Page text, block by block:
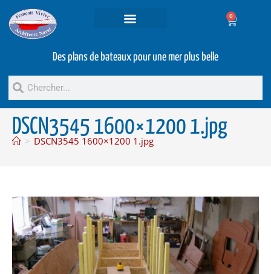
0
Des plans de bateaux pour une mer plus belle
DSCN3545 1600×1200 1.jpg
> DSCN3545 1600×1200 1.jpg